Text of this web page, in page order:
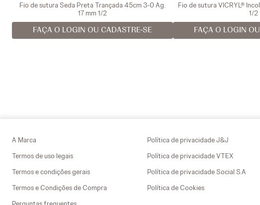
Fio de sutura Seda Preta Trançada 45cm 3-0 Ag.
17 mm 1/2
FAÇA O LOGIN OU CADASTRE-SE
Fio de sutura VICRYL®
1/2
FAÇA O LOGIN
A Marca
Termos de uso legais
Termos e condições gerais
Termos e Condições de Compra
Política de privacidade J&J
Política de privacidade VTEX
Política de privacidade Social S.A
Política de Cookies